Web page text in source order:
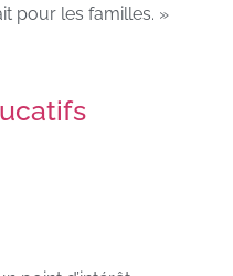
pour les familles. »